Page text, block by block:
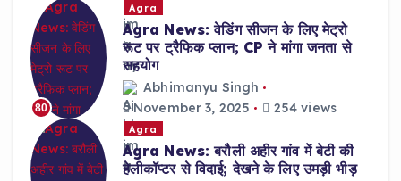
80
Agra
Agra News: वेडिंग सीजन के लिए मेट्रो
रूट पर ट्रैफिक प्लान; CP ने मांगा जनता से
सहयोग
Abhimanyu Singh
November 3, 2025
254 views
Agra
Agra News: बरौली अहीर गांव में बेटी की
हेलीकॉप्टर से विदाई; देखने के लिए उमड़ी भीड़